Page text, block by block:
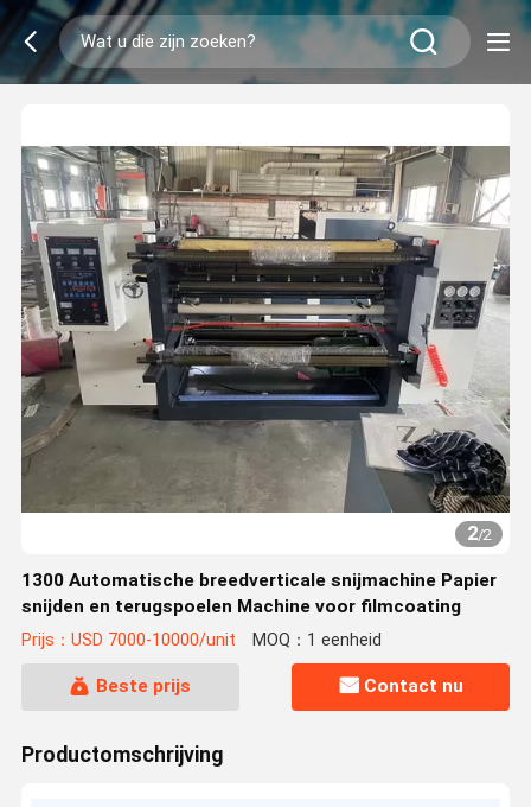
2/2
1300 Automatische breedverticale snijmachine Papier
snijden en terugspoelen Machine voor filmcoating
Prijs：USD 7000-10000/unit MOQ：1 eenheid
Beste prijs Contact nu
Productomschrijving